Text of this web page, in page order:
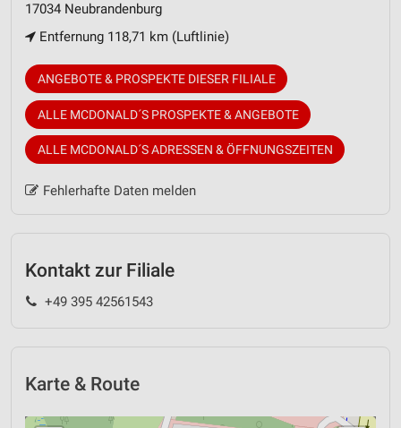
17034 Neubrandenburg
Entfernung 118,71 km (Luftlinie)
ANGEBOTE & PROSPEKTE DIESER FILIALE
ALLE MCDONALD´S PROSPEKTE & ANGEBOTE
ALLE MCDONALD´S ADRESSEN & ÖFFNUNGSZEITEN
Fehlerhafte Daten melden
Kontakt zur Filiale
+49 395 42561543
Karte & Route